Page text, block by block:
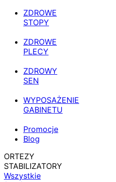
ZDROWE
STOPY
ZDROWE
PLECY
ZDROWY
SEN
WYPOSAŻENIE
GABINETU
Promocje
Blog
ORTEZY
STABILIZATORY
Wszystkie